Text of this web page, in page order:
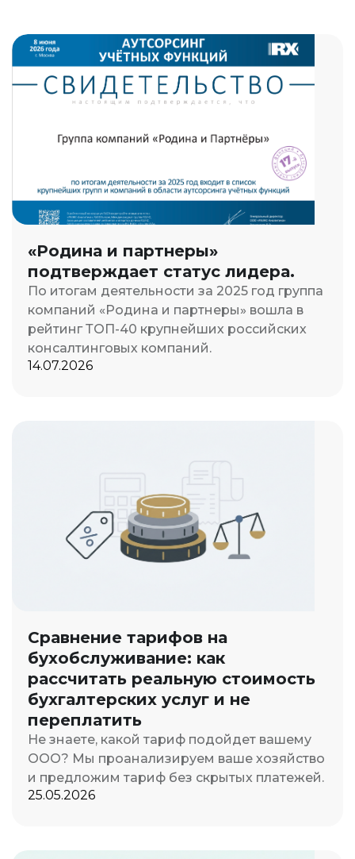
«Родина и партнеры»
подтверждает статус лидера.
По итогам деятельности за 2025 год группа
компаний «Родина и партнеры» вошла в
рейтинг ТОП-40 крупнейших российских
консалтинговых компаний.
14.07.2026
Сравнение тарифов на
бухобслуживание: как
рассчитать реальную стоимость
бухгалтерских услуг и не
переплатить
Не знаете, какой тариф подойдет вашему
ООО? Мы проанализируем ваше хозяйство
и предложим тариф без скрытых платежей.
25.05.2026